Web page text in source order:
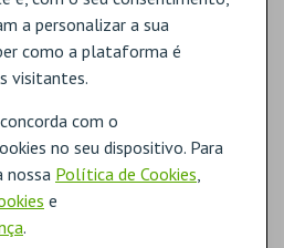
a personalizar a sua
como a plataforma é
visitantes.
com o
no seu dispositivo. Para
nossa Política de Cookies,
e
.